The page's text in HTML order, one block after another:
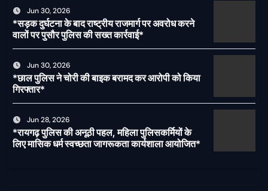
Jun 30, 2026
*सड़क दुर्घटना के बाद राष्ट्रीय राजमार्ग पर अवरोध करने
वालों पर पुसौर पुलिस की सख्त कार्रवाई*
Jun 30, 2026
*छाल पुलिस ने चोरी की बाइक बरामद कर आरोपी को किया
गिरफ्तार*
Jun 28, 2026
*रायगढ़ पुलिस की अनूठी पहल, महिला पुलिसकर्मियों के
लिए मासिक धर्म स्वच्छता जागरूकता कार्यशाला आयोजित*